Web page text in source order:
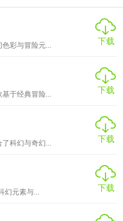
色彩与冒险元...
下载
基于经典冒险...
下载
了科幻与奇幻...
下载
幻元素与...
下载